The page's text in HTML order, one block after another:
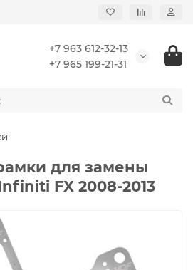
+7 963 612-32-13
+7 965 199-21-31
для замены
FX 2008-2013